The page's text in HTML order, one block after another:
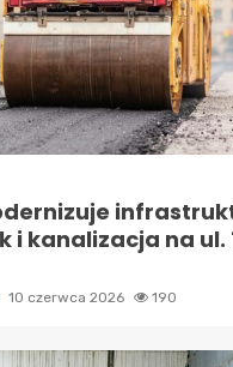
i kanalizacja na ul.
10 czerwca 2026 190